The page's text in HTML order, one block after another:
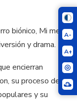
A-
A+
biónico, Mi mejor
y drama.
encierran
su proceso de
y su